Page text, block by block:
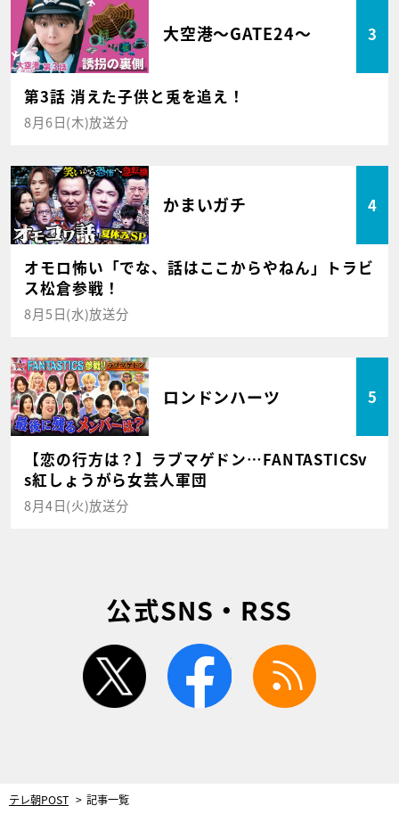
大空港～GATE24～ 3
第3話 消えた子供と兎を追え！
8月6日(木)放送分
かまいガチ 4
オモロ怖い「でな、話はここからやねん」トラビ
ス松倉参戦！
8月5日(水)放送分
ロンドンハーツ 5
【恋の行方は？】ラブマゲドン…FANTASTICSv
s紅しょうがら女芸人軍団
8月4日(火)放送分
公式SNS・RSS
twitter facebook
テレ朝POST 記事一覧